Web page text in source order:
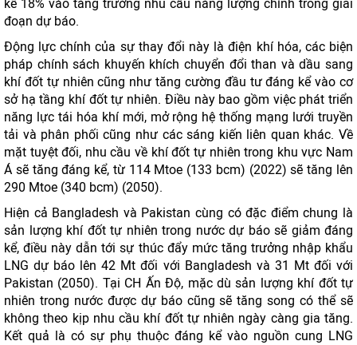
kể 18% vào tăng trưởng nhu cầu năng lượng chính trong giai
đoạn dự báo.
Động lực chính của sự thay đổi này là điện khí hóa, các biện
pháp chính sách khuyến khích chuyển đổi than và dầu sang
khí đốt tự nhiên cũng như tăng cường đầu tư đáng kể vào cơ
sở hạ tầng khí đốt tự nhiên. Điều này bao gồm việc phát triển
năng lực tái hóa khí mới, mở rộng hệ thống mạng lưới truyền
tải và phân phối cũng như các sáng kiến ​​liên quan khác. Về
mặt tuyệt đối, nhu cầu về khí đốt tự nhiên trong khu vực Nam
Á sẽ tăng đáng kể, từ 114 Mtoe (133 bcm) (2022) sẽ tăng lên
290 Mtoe (340 bcm) (2050).
Hiện cả Bangladesh và Pakistan cùng có đặc điểm chung là
sản lượng khí đốt tự nhiên trong nước dự báo sẽ ​​giảm đáng
kể, điều này dẫn tới sự thúc đẩy mức tăng trưởng nhập khẩu
LNG dự báo ​​lên 42 Mt đối với Bangladesh và 31 Mt đối với
Pakistan (2050). Tại CH Ấn Độ, mặc dù sản lượng khí đốt tự
nhiên trong nước được dự báo cũng sẽ tăng song có thể sẽ
không theo kịp nhu cầu khí đốt tự nhiên ngày càng gia tăng.
Kết quả là có sự phụ thuộc đáng kể vào nguồn cung LNG